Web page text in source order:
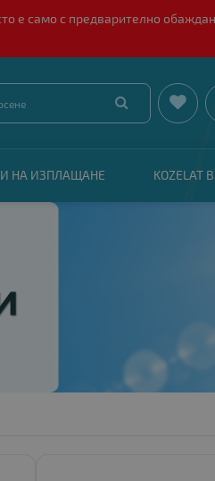
е само с предварително
НА ИЗПЛАЩАНЕ KOZELAT